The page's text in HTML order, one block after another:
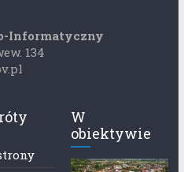
Informatyczny
134
W
obiektywie